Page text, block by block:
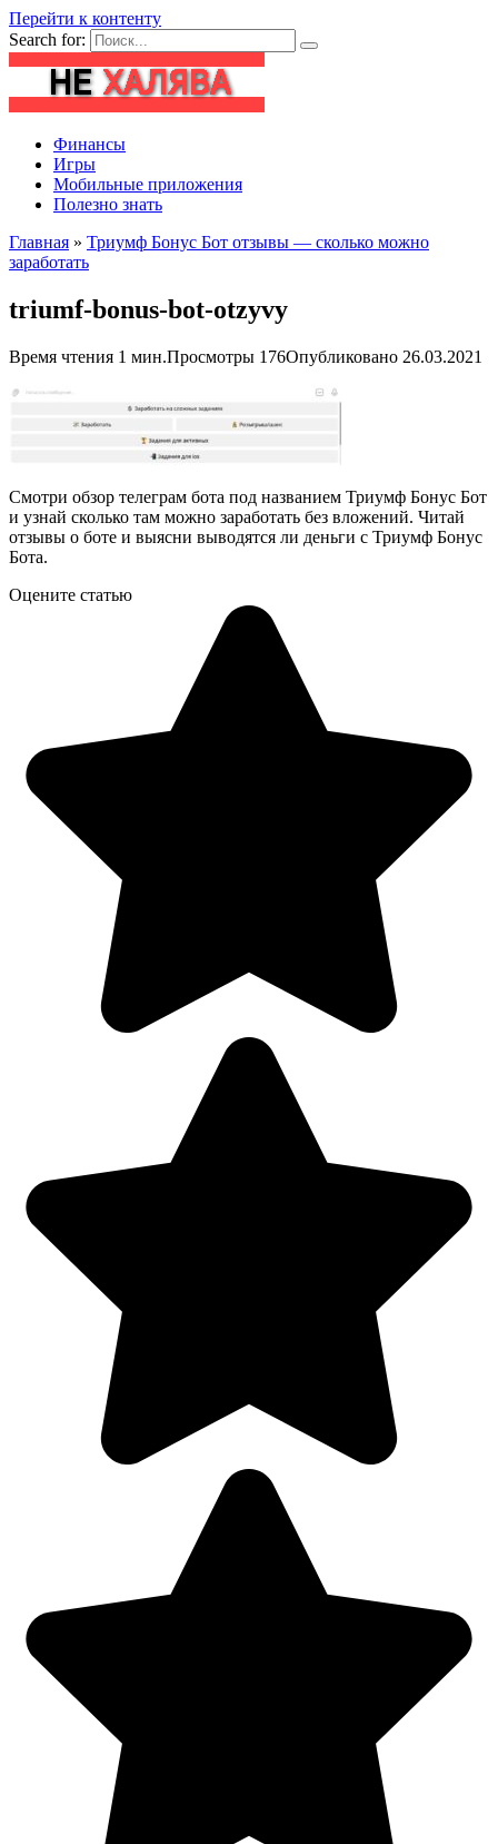
Перейти к контенту
Search for:
Финансы
Игры
Мобильные приложения
Полезно знать
Главная » Триумф Бонус Бот отзывы — сколько можно
заработать
triumf-bonus-bot-otzyvy
Время чтения 1 мин.Просмотры 176Опубликовано 26.03.2021
Смотри обзор телеграм бота под названием Триумф Бонус Бот
и узнай сколько там можно заработать без вложений. Читай
отзывы о боте и выясни выводятся ли деньги с Триумф Бонус
Бота.
Оцените статью